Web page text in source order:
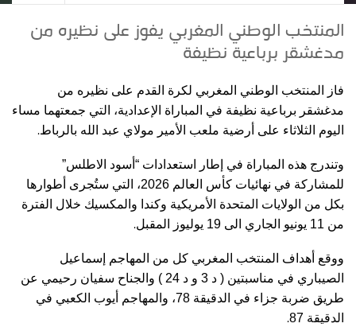
المنتخب الوطني المغربي يفوز على نظيره من
مدغشقر برباعية نظيفة
فاز المنتخب الوطني المغربي لكرة القدم على نظيره من
مدغشقر برباعية نظيفة في المباراة الإعدادية، التي جمعتهما مساء
اليوم الثلاثاء على أرضية ملعب الأمير مولاي عبد الله بالرباط.
وتندرج هذه المباراة في إطار استعدادات “أسود الاطلس”
للمشاركة في نهائيات كأس العالم 2026، التي ستُجرى أطوارها
بكل من الولايات المتحدة الأمريكية وكندا والمكسيك خلال الفترة
من 11 يونيو الجاري الى 19 يوليوز المقبل
.
ووقع أهداف المنتخب المغربي كل من المهاجم إسماعيل
الصيباري في مناسبتين ( د 3 و د 24 ) والجناح سفيان رحيمي عن
طريق ضربة جزاء في الدقيقة 78، والمهاجم أيوب الكعبي في
الدقيقة 87
.